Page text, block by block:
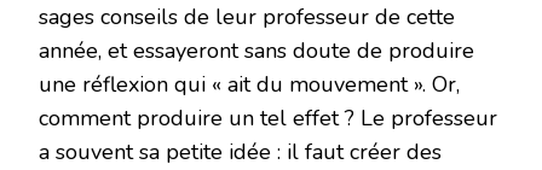
sages conseils de leur professeur de cette
année, et essayeront sans doute de produire
une réflexion qui « ait du mouvement ». Or,
comment produire un tel effet ? Le professeur
a souvent sa petite idée : il faut créer des